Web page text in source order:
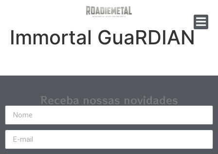
Immortal GuaRDIAN
Receba nossas novidades